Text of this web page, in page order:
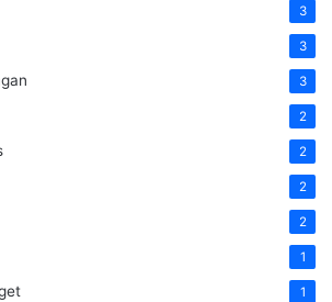
3
3
3
2
2
2
2
1
1